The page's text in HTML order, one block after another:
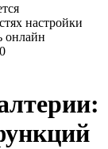
настройки
онлайн
0